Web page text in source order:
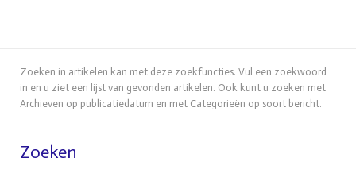
Zoeken in artikelen kan met deze zoekfuncties. Vul een zoekwoord
in en u ziet een lijst van gevonden artikelen. Ook kunt u zoeken met
Archieven op publicatiedatum en met Categorieën op soort bericht.
Zoeken